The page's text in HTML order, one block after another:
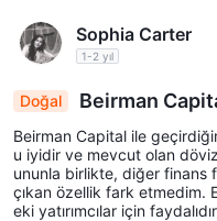
Sophia Carter
1-2 yıl
Doğal Beirman
Beirman Capital ile
u iyidir ve mevcut olan
ununla birlikte, diğer finans
çıkan özellik fark etmedim.
eki yatırımcılar için